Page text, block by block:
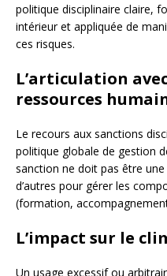
politique disciplinaire claire,
intérieur et appliquée de
ces risques.
L’articulation
ressources
Le recours aux sanctions
politique globale de gestion
sanction ne doit pas être
d’autres pour gérer les
(formation,
L’impact sur le
Un usage excessif ou